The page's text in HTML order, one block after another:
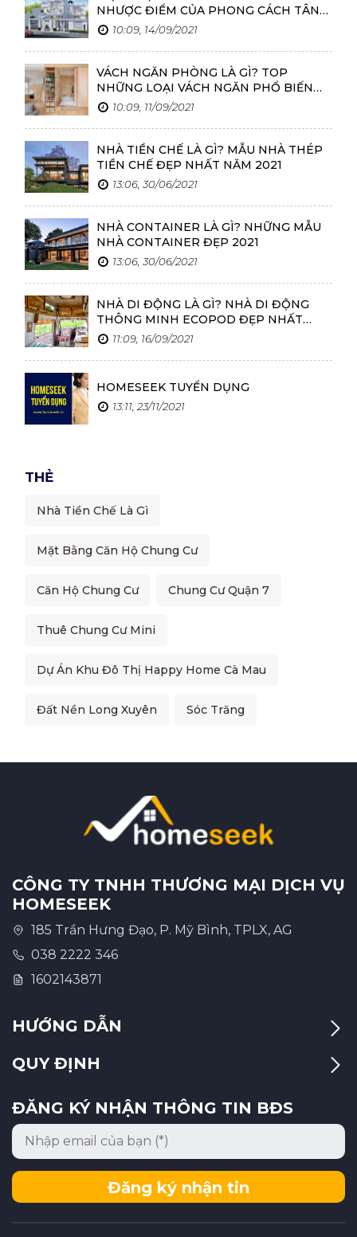
NHƯỢC ĐIỂM CỦA PHONG CÁCH TÂN
CỔ ĐIỂN
10:09, 14/09/2021
VÁCH NGĂN PHÒNG LÀ GÌ? TOP
NHỮNG LOẠI VÁCH NGĂN PHỔ BIẾN
HIỆN NAY
10:09, 11/09/2021
NHÀ TIỀN CHẾ LÀ GÌ? MẪU NHÀ THÉP
TIỀN CHẾ ĐẸP NHẤT NĂM 2021
13:06, 30/06/2021
NHÀ CONTAINER LÀ GÌ? NHỮNG MẪU
NHÀ CONTAINER ĐẸP 2021
13:06, 30/06/2021
NHÀ DI ĐỘNG LÀ GÌ? NHÀ DI ĐỘNG
THÔNG MINH ECOPOD ĐẸP NHẤT
202111:09, 16/09/2021
HOMESEEK TUYỂN DỤNG
13:11, 23/11/2021
THẺ
Nhà Tiền Chế Là Gì
Mặt Bằng Căn Hộ Chung Cư
Căn Hộ Chung Cư Chung Cư Quận 7
Thuê Chung Cư Mini
Dự Án Khu Đô Thị Happy Home Cà Mau
Đất Nền Long Xuyên Sóc Trăng
CÔNG TY TNHH THƯƠNG MẠI DỊCH VỤ
HOMESEEK
185 Trần Hưng Đạo, P. Mỹ Bình, TPLX, AG
038 2222 346
1602143871
HƯỚNG DẪN
QUY ĐỊNH
ĐĂNG KÝ NHẬN THÔNG TIN BĐS
Đăng ký nhận tin